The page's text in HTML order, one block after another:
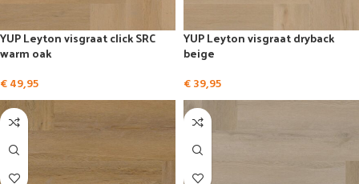
YUP Leyton visgraat click SRC
warm oak
€49,95
YUP Leyton visgraat dryback
beige
€39,95